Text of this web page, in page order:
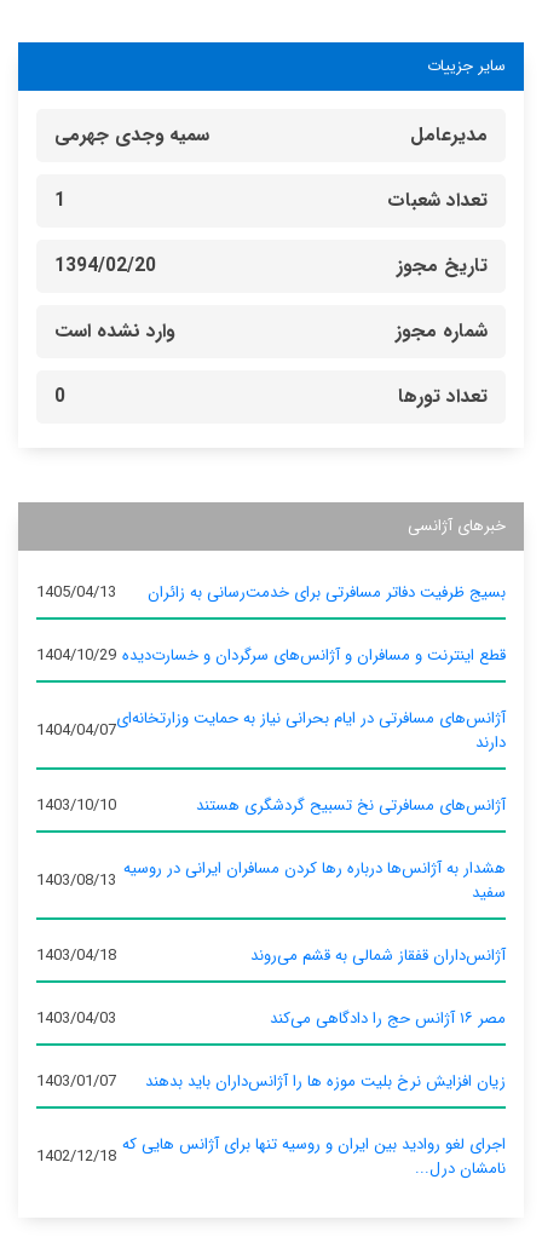
سایر جزییات
مدیرعامل سمیه وجدی جهرمی
تعداد شعبات 1
تاریخ مجوز 1394/02/20
شماره مجوز وارد نشده است
تعداد تورها 0
خبرهای آژانسی
بسیج ظرفیت دفاتر مسافرتی برای خدمت‌رسانی به زائران 1405/04/13
قطع اینترنت و مسافران و آژانس‌های سرگردان و خسارت‌دیده 1404/10/29
آژانس‌های مسافرتی در ایام بحرانی نیاز به حمایت وزارتخانه‌ای
دارند
1404/04/07
آژانس‌های مسافرتی نخ تسبیح گردشگری هستند 1403/10/10
هشدار به آژانس‌ها درباره رها کردن مسافران ایرانی در روسیه
سفید
1403/08/13
آژانس‌داران قفقاز شمالی به قشم می‌روند 1403/04/18
مصر ۱۶ آژانس حج را دادگاهی می‌کند 1403/04/03
زیان افزایش نرخ بلیت موزه ها را آژانس‌داران باید بدهند 1403/01/07
اجرای لغو روادید بین ایران و روسیه تنها برای آژانس‌ هایی که
نامشان درل...
1402/12/18